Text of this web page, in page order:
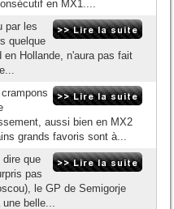
en MX1....
par les
quelque
Hollande, n'aura pas fait
aussi bien en MX2
grands favoris sont à...
dire que
pas
le GP de Semigorje
belle...